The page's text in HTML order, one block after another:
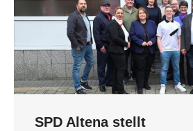
SPD Altena stellt